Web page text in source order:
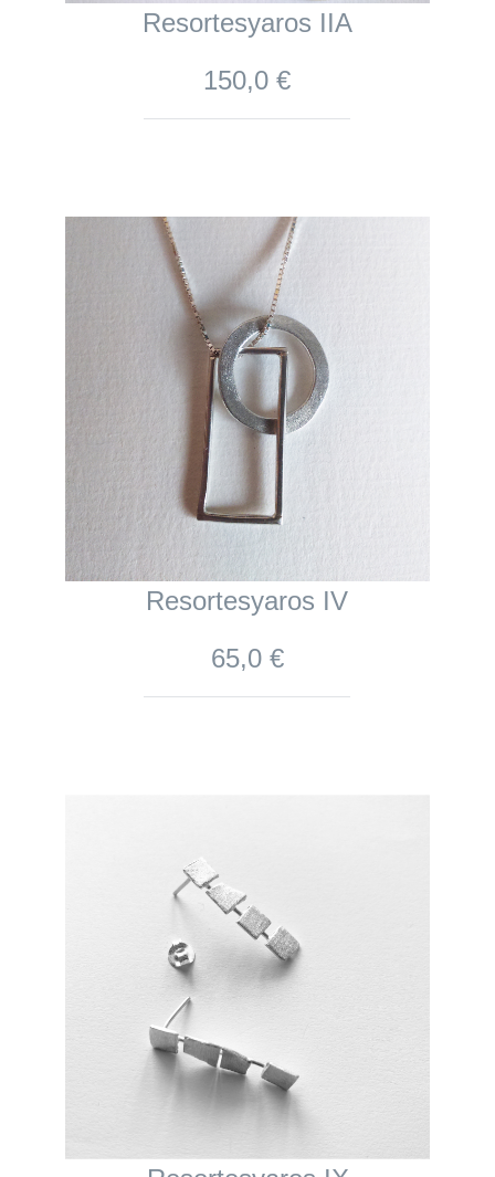
Resortesyaros IIA
150,0 €
Resortesyaros IV
65,0 €